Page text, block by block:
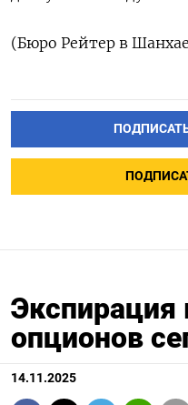
(Бюро Рейтер в
Экспирация
опционов
14.11.2025